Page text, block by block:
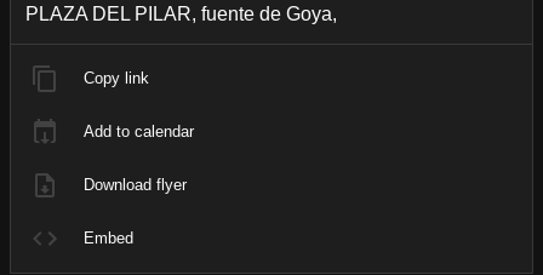
PLAZA DEL PILAR, fuente de Goya,
Copy link
Add to calendar
Download flyer
Embed